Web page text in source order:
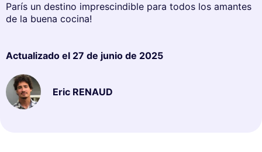
París un destino imprescindible para todos los amantes
de la buena cocina!
Actualizado el 27 de junio de 2025
Eric RENAUD